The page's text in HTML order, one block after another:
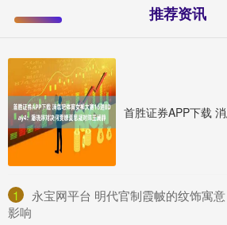
推荐资讯
1
永宝网平台 明代官制霞帔的纹饰寓
影响